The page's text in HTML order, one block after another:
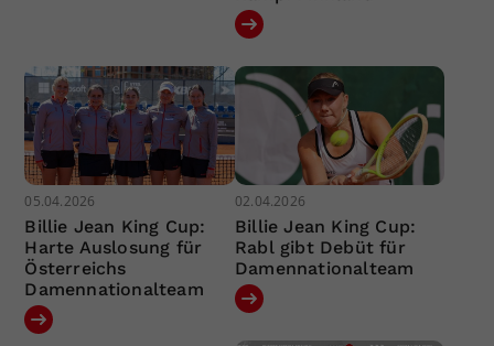
05.04.2026
Billie Jean King Cup:
Harte Auslosung für
Österreichs
Damennationalteam
02.04.2026
Billie Jean King Cup:
Rabl gibt Debüt für
Damennationalteam